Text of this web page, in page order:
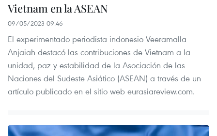
Vietnam en la ASEAN
09/05/2023 09:46
El experimentado periodista indonesio Veeramalla
Anjaiah destacó las contribuciones de Vietnam a la
unidad, paz y estabilidad de la Asociación de las
Naciones del Sudeste Asiático (ASEAN) a través de un
artículo publicado en el sitio web eurasiareview.com.